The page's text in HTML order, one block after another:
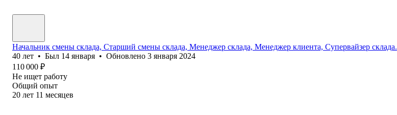
Начальник смены склада, Старший смены склада, Менеджер склада, Менеджер клиента, Супервайзер склада.
40 лет • Был 14 января • Обновлено 3 января 2024
110 000 ₽
Не ищет работу
Общий опыт
20 лет 11 месяцев